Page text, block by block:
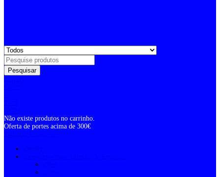
Pesquisar
Não existe produtos no carrinho.
Oferta de portes acima de 300€